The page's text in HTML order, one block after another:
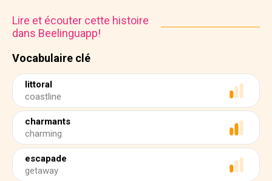
Vocabulaire clé
littoral
coastline
charmants
charming
escapade
getaway
Lire et écouter cette histoire
dans Beelinguapp!